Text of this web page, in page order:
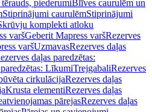
piederumiBlīves caurulēm un
Stiprinājumi caurulēmStiprinājumi
komplekti atloku
varšGeberit Mapress varšRezerves
varšUzmavasRezerves daļas
daļas paredzētas:
LīkumiTrejgabaliRezerves
cirkulācijaRezerves daļas
Krusta elementiRezerves daļas
pārejasRezerves daļas